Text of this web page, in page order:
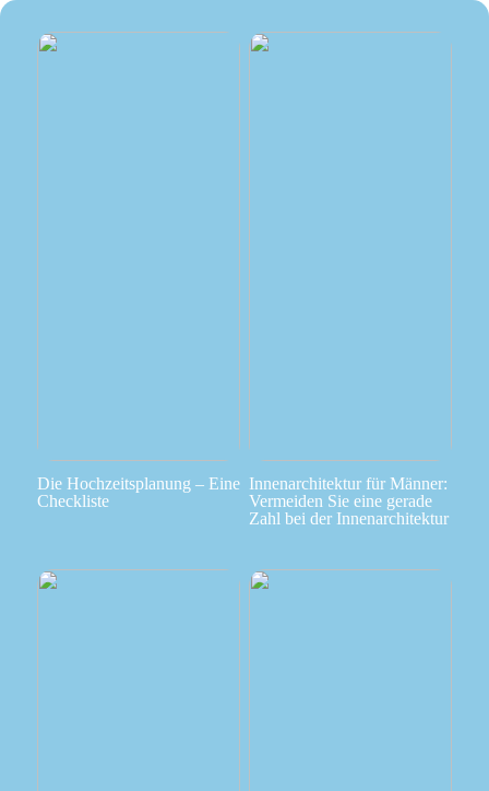
Die Hochzeitsplanung – Eine
Checkliste
Innenarchitektur für Männer:
Vermeiden Sie eine gerade
Zahl bei der Innenarchitektur